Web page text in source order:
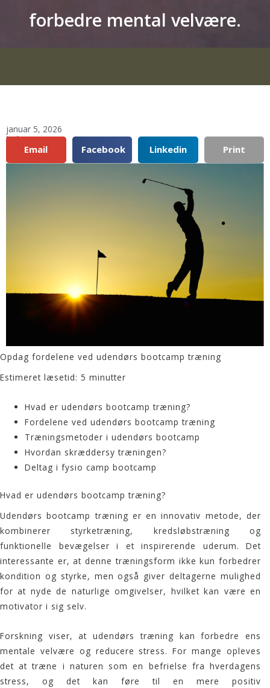
forbedre mental velvære.
januar 5, 2026
Del:
Email Facebook Linkedin Print
Opdag fordelene ved udendørs bootcamp træning
Estimeret læsetid: 5 minutter
Hvad er udendørs bootcamp træning?
Fordelene ved udendørs bootcamp træning
Træningsmetoder i udendørs bootcamp
Hvordan skræddersy træningen?
Deltag i fysio camp bootcamp
Hvad er udendørs bootcamp træning?
Udendørsbootcamp træning er en innovativ metode, der
kombinerer styrketræning, kredsløbstræning og
funktionelle bevægelser i et inspirerende uderum. Det
interessante er, at denne træningsform ikke kun forbedrer
kondition og styrke, men også giver deltagerne mulighed
for at nyde de naturlige omgivelser, hvilket kan være en
motivator i sig selv.
Forskning viser, atudendørs træning kan forbedre ens
mentale velvære og reducere stress. For mange opleves
det at træne i naturen som en befrielse fra hverdagens
stress, og det kan føre til en mere positiv